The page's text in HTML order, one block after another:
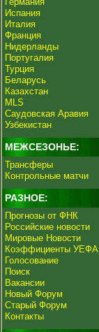
Испания
Италия
Франция
Нидерланды
Португалия
Турция
Беларусь
Казахстан
MLS
Саудовская Аравия
Узбекистан
МЕЖСЕЗОНЬЕ:
Трансферы
Контрольные матчи
РАЗНОЕ:
Прогнозы от ФНК
Российские новости
Мировые Новости
Коэффициенты УЕФА
Голосование
Поиск
Вакансии
Новый Форум
Старый Форум
Контакты